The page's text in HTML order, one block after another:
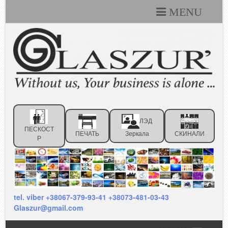
MENU
Каталоги
Технические условия
Портфолио
Контакты
Отзывы клиентов
ПЕСКОСТ
Р
ПЕЧАТЬ
ЛЭД
Зеркала
СКИНАЛИ
tel. viber +38067-379-93-41 +38073-481-03-43
Glaszur@gmail.com